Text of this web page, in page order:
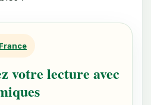
votre lecture avec